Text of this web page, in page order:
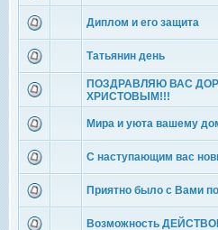
Диплом и его защита
Татьянин день
ПОЗДРАВЛЯЮ ВАС
ХРИСТОВЫМ!!!
Мира и уюта вашему
С наступающим вас
Приятно было с Вами
Возможность